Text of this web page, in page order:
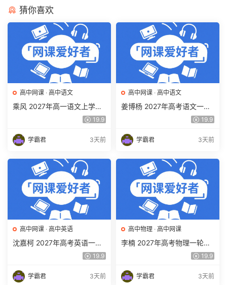
猜你喜欢
高中网课 · 高中语文
乘风 2027年高一语文上学期
网课教程 高一语文 暑假班视
19.9
学霸君 3天前
高中网课 · 高中语文
姜博杨 2027年高考语文一轮
复习网课教程 高三语文 上学
下载
19.9
学霸君 3天前
高中网课 · 高中英语
沈嘉柯 2027年高考英语一轮
复习网课教程 高三英语 上学
下载
19.9
学霸君 3天前
高中物理 · 高中网课
李楠 2027年高考物理一轮复
习网课教程 高三物理 上学期
载
19.9
学霸君 3天前